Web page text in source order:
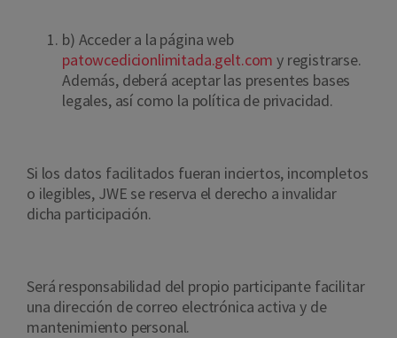
b) Acceder a la página web
patowcedicionlimitada.gelt.com y registrarse.
Además, deberá aceptar las presentes bases
legales, así como la política de privacidad.
Si los datos facilitados fueran inciertos, incompletos
o ilegibles, JWE se reserva el derecho a invalidar
dicha participación.
Será responsabilidad del propio participante facilitar
una dirección de correo electrónica activa y de
mantenimiento personal.